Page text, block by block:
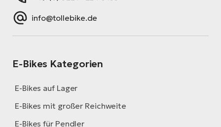
info@tollebike.de
E-Bikes Kategorien
E-Bikes auf Lager
E-Bikes mit großer Reichweite
E-Bikes für Pendler